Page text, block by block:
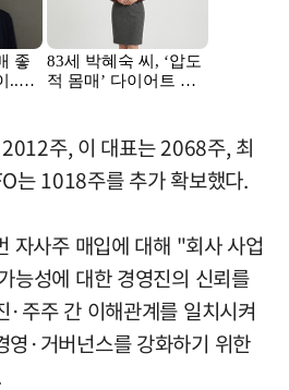
주, 이 대표는 2068주, 최
는 1018주를 추가 확보했다.
자사주 매입에 대해 "회사 사업
능성에 대한 경영진의 신뢰를
·주주 간 이해관계를 일치시켜
영·거버넌스를 강화하기 위한